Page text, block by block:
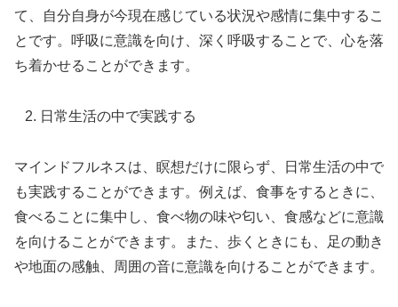
て、自分自身が今現在感じている状況や感情に集中するこ
とです。呼吸に意識を向け、深く呼吸することで、心を落
ち着かせることができます。
日常生活の中で実践する
マインドフルネスは、瞑想だけに限らず、日常生活の中で
も実践することができます。例えば、食事をするときに、
食べることに集中し、食べ物の味や匂い、食感などに意識
を向けることができます。また、歩くときにも、足の動き
や地面の感触、周囲の音に意識を向けることができます。